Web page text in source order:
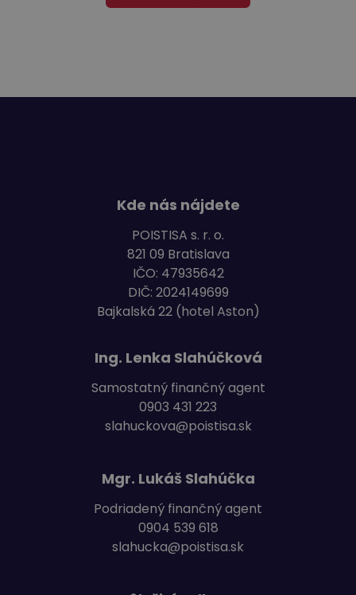
Kde nás nájdete
POISTISA s. r. o.
821 09 Bratislava
IČO: 47935642
DIČ: 2024149699
Bajkalská 22 (hotel Aston)
Ing. Lenka Slahúčková
Samostatný finančný agent
0903 431 223
slahuckova@poistisa.sk
Mgr. Lukáš Slahúčka
Podriadený finančný agent
0904 539 618
slahucka@poistisa.sk